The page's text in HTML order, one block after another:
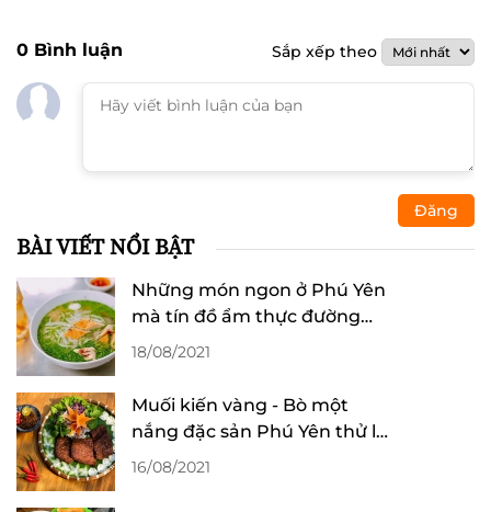
0 Bình luận Sắp xếp theo
Đăng
BÀI VIẾT NỔI BẬT
Những món ngon ở Phú Yên
mà tín đồ ẩm thực đường
phố nhất định phải thử
18/08/2021
Muối kiến vàng - Bò một
nắng đặc sản Phú Yên thử là
mê
16/08/2021